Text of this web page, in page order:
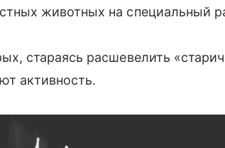
животных на специальный
стараясь расшевелить
активность.